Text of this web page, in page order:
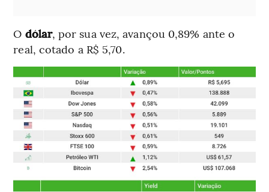
O dólar, por sua vez, avançou 0,89% ante o
real, cotado a R$ 5,70.